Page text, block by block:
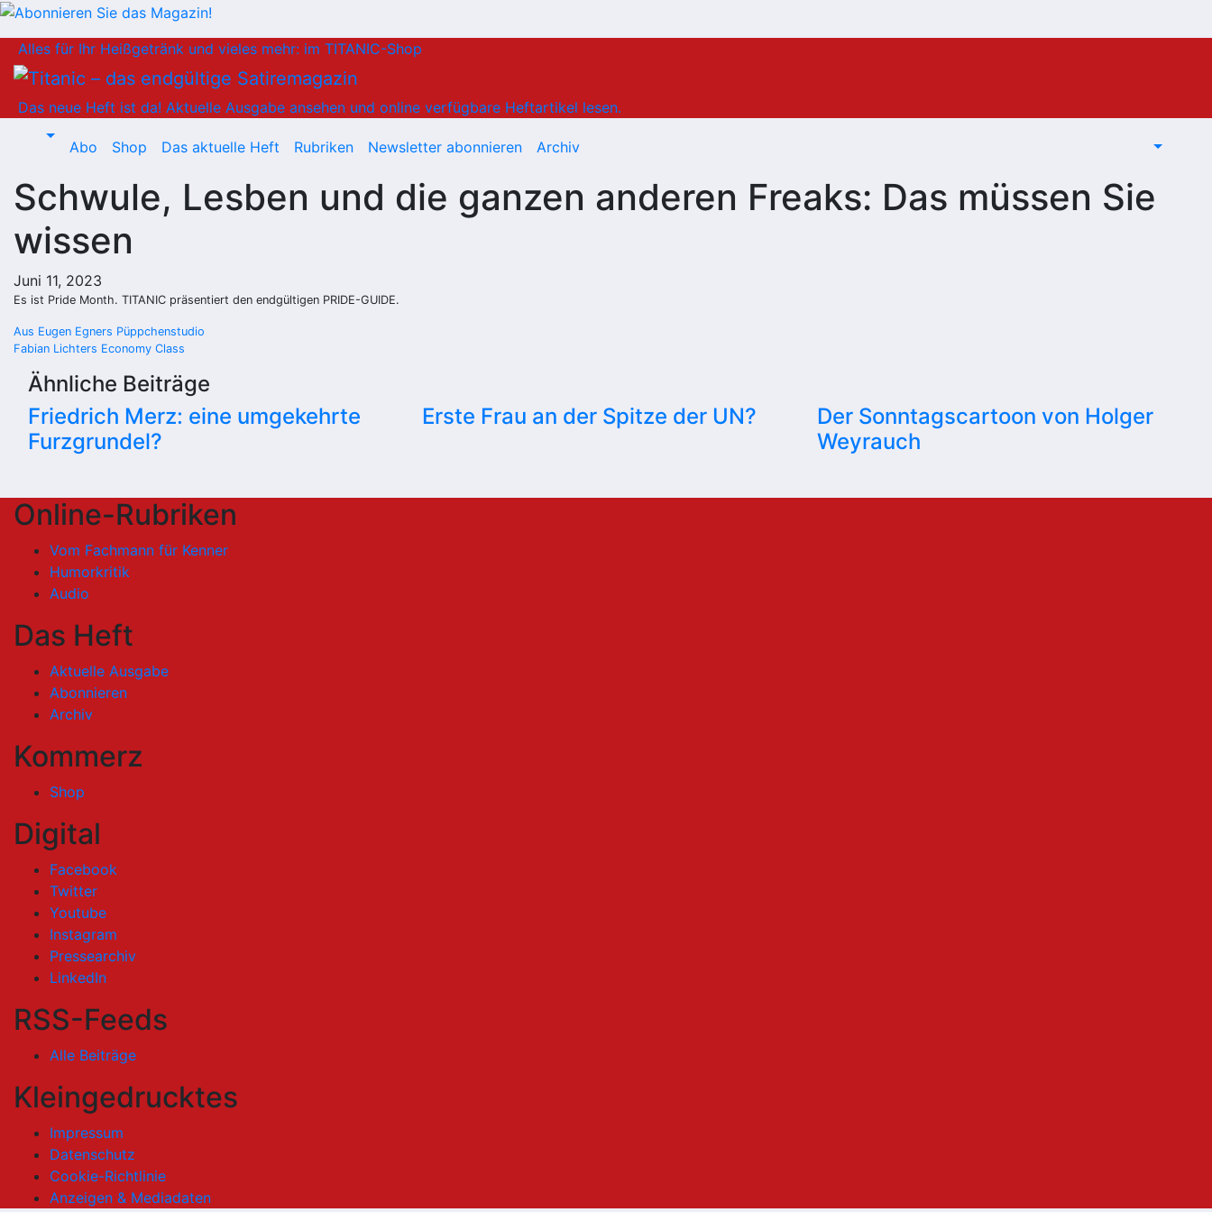
Inhalt
springen
Alles für Ihr Heißgetränk und vieles mehr: im TITANIC-Shop
Das neue Heft ist da! Aktuelle Ausgabe ansehen und online verfügbare Heftartikel lesen.
Abo Shop Das aktuelle Heft Rubriken Newsletter abonnieren Archiv
Schwule, Lesben und die ganzen anderen Freaks: Das müssen Sie
wissen
Juni 11, 2023
Es ist Pride Month. TITANIC präsentiert den endgültigen PRIDE-GUIDE.
Beitragsnavigation
Aus Eugen Egners Püppchenstudio
Fabian Lichters Economy Class
Ähnliche Beiträge
Friedrich Merz: eine umgekehrte
Furzgrundel?
Erste Frau an der Spitze der UN?
Der Sonntagscartoon von Holger
Weyrauch
Online-Rubriken
Vom Fachmann für Kenner
Humorkritik
Audio
Das Heft
Aktuelle Ausgabe
Abonnieren
Archiv
Kommerz
Shop
Digital
Facebook
Twitter
Youtube
Instagram
Pressearchiv
LinkedIn
RSS-Feeds
Alle Beiträge
Kleingedrucktes
Impressum
Datenschutz
Cookie-Richtlinie
Anzeigen & Mediadaten